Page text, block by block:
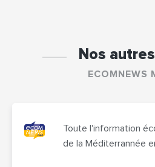
Nos
ECOMNEWS
Toute l'information
de la Méditerrannée